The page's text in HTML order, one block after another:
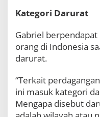
Kategori Darurat
Gabriel
orang di Indonesia
darurat.
“Terkait
ini masuk kategori
Mengapa disebut